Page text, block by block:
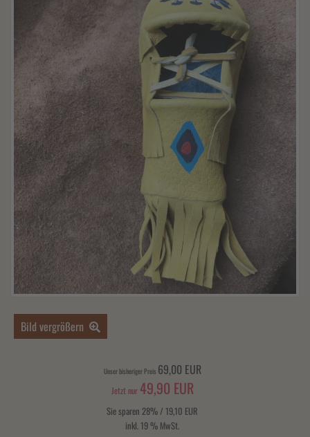
Bild vergrößern
Unser bisheriger Preis 69,00 EUR
Jetzt nur 49,90 EUR
Sie sparen 28% / 19,10 EUR
inkl. 19 % MwSt.